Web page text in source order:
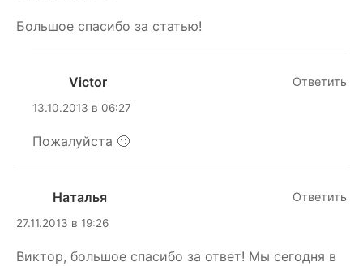
Большое спасибо за статью!
Victor
13.10.2013 в 06:27
Пожалуйста 🙂
Ответить
Наталья
27.11.2013 в 19:26
Виктор, большое спасибо за ответ! Мы сегодня в
Ответить